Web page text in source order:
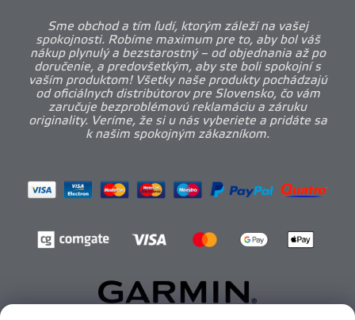
Sme obchod a tím ľudí, ktorým záleží na vašej
spokojnosti. Robíme maximum pre to, aby bol váš
nákup plynulý a bezstarostný – od objednania až po
doručenie, a predovšetkým, aby ste boli spokojní s
vaším produktom! Všetky naše produkty pochádzajú
od oficiálnych distribútorov pre Slovensko, čo vám
zaručuje bezproblémovú reklamáciu a záruku
originality. Veríme, že si u nás vyberiete a pridáte sa
k našim spokojným zákazníkom.